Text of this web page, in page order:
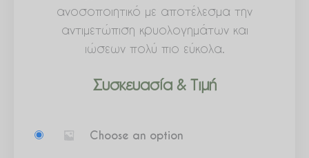
ανοσοποιητικό με αποτέλεσμα την
αντιμετώπιση κρυολογημάτων και
ιώσεων πολύ πιο εύκολα.
Συσκευασία & Τιμή
Choose an option
-